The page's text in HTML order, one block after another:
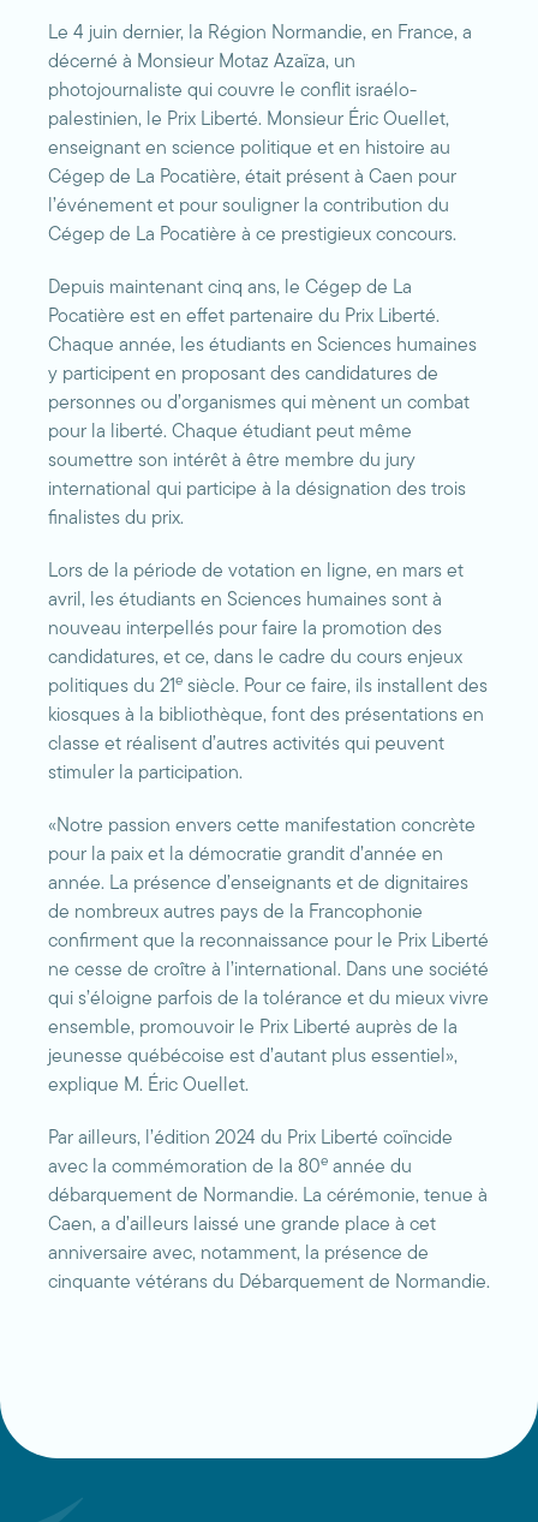
Le 4 juin dernier, la Région Normandie, en France, a
décerné à Monsieur Motaz Azaïza, un
photojournaliste qui couvre le conflit israélo-
palestinien, le Prix Liberté. Monsieur Éric Ouellet,
enseignant en science politique et en histoire au
Cégep de La Pocatière, était présent à Caen pour
l’événement et pour souligner la contribution du
Cégep de La Pocatière à ce prestigieux concours.
Depuis maintenant cinq ans, le Cégep de La
Pocatière est en effet partenaire du Prix Liberté.
Chaque année, les étudiants en Sciences humaines
y participent en proposant des candidatures de
personnes ou d’organismes qui mènent un combat
pour la liberté. Chaque étudiant peut même
soumettre son intérêt à être membre du jury
international qui participe à la désignation des trois
finalistes du prix.
Lors de la période de votation en ligne, en mars et
avril, les étudiants en Sciences humaines sont à
nouveau interpellés pour faire la promotion des
candidatures, et ce, dans le cadre du cours enjeux
politiques du 21 e siècle. Pour ce faire, ils installent des
kiosques à la bibliothèque, font des présentations en
classe et réalisent d’autres activités qui peuvent
stimuler la participation.
«Notre passion envers cette manifestation concrète
pour la paix et la démocratie grandit d’année en
année. La présence d’enseignants et de dignitaires
de nombreux autres pays de la Francophonie
confirment que la reconnaissance pour le Prix Liberté
ne cesse de croître à l’international. Dans une société
qui s’éloigne parfois de la tolérance et du mieux vivre
ensemble, promouvoir le Prix Liberté auprès de la
jeunesse québécoise est d’autant plus essentiel»,
explique M. Éric Ouellet.
Par ailleurs, l’édition 2024 du Prix Liberté coïncide
avec la commémoration de la 80e année du
débarquement de Normandie. La cérémonie, tenue à
Caen, a d’ailleurs laissé une grande place à cet
anniversaire avec, notamment, la présence de
cinquante vétérans du Débarquement de Normandie.